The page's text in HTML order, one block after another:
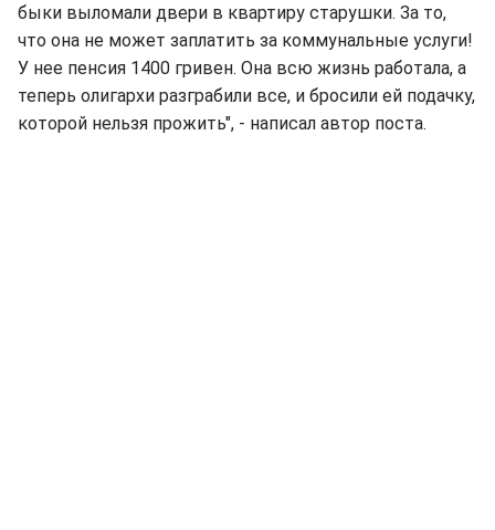
быки выломали двери в квартиру старушки. За то,
что она не может заплатить за коммунальные услуги!
У нее пенсия 1400 гривен. Она всю жизнь работала, а
теперь олигархи разграбили все, и бросили ей подачку,
которой нельзя прожить", - написал автор поста.